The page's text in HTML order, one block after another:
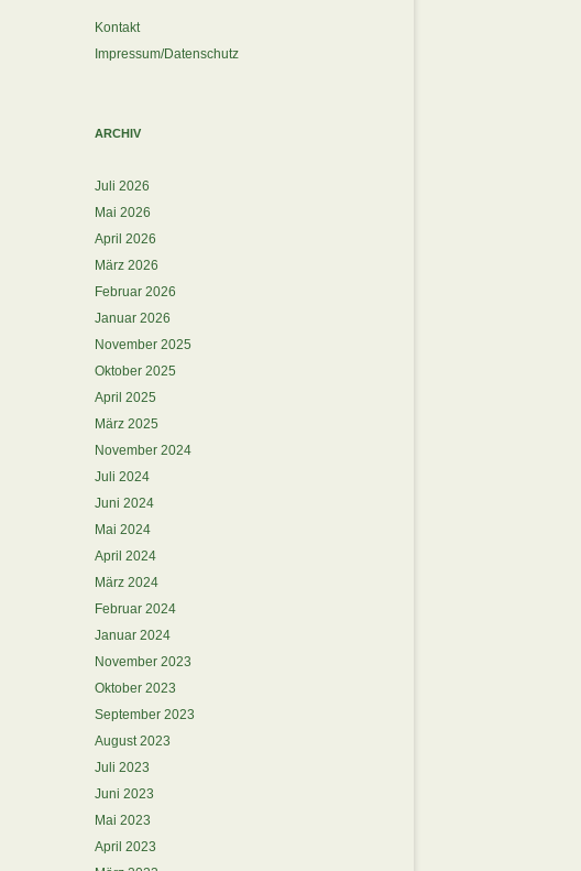
Kontakt
Impressum/Datenschutz
ARCHIV
Juli 2026
Mai 2026
April 2026
März 2026
Februar 2026
Januar 2026
November 2025
Oktober 2025
April 2025
März 2025
November 2024
Juli 2024
Juni 2024
Mai 2024
April 2024
März 2024
Februar 2024
Januar 2024
November 2023
Oktober 2023
September 2023
August 2023
Juli 2023
Juni 2023
Mai 2023
April 2023